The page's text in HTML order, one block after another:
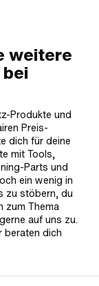
weitere
Produkte und
Preis-
dich für deine
mit Tools,
Parts und
ein wenig in
zu stöbern, du
zum Thema
auf uns zu.
beraten dich